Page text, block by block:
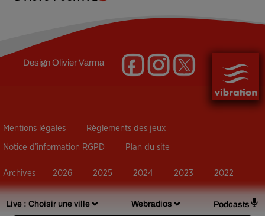
Live : Choisir une ville Webradios Podcasts
DesignOlivier Varma
Mentions légales Règlements des jeux
Notice d’information RGPD Plan du site
Archives 2026 2025 2024 2023 2022